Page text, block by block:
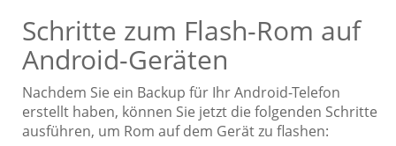
Schritte zum Flash-Rom auf
Android-Geräten
Nachdem Sie ein Backup für Ihr Android-Telefon
erstellt haben, können Sie jetzt die folgenden Schritte
ausführen, um Rom auf dem Gerät zu flashen: